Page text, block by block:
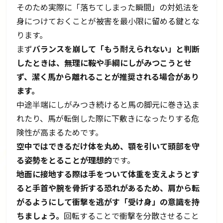
そのため実際に「落ちてしまった瞬間」の対処法を
身につけておくことが被害を最小限に留める鍵とな
ります。
まずバランスを崩して「もう耐えられない」と判断
したときは、無理に鞍や手綱にしがみつこうとせ
ず、潔く馬から離れることが推奨される場合があり
ます。
中途半端にしがみつき続けると馬の脚元に巻き込ま
れたり、馬が転倒した際に下敷きになったりする危
険性が高まるためです。
空中ではできるだけ体を丸め、顎を引いて頭部を守
る姿勢をとることが理想的です。
地面に接地する際は手をついて体重を支えようとす
ると手首や腕を骨折する恐れがあるため、肩から転
がるようにして衝撃を逃がす「受け身」の意識を持
ちましょう。 回転することで衝撃を分散させること